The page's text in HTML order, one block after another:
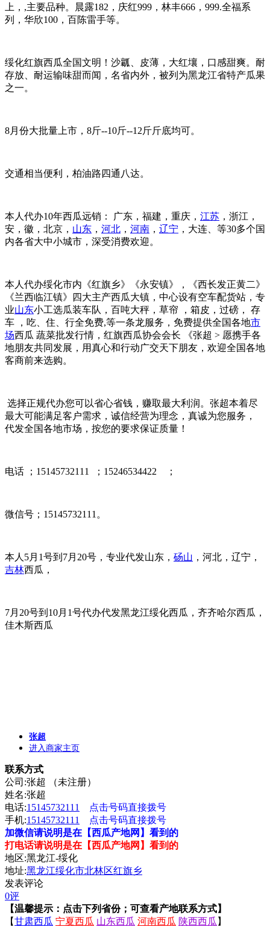
上，,主要品种。晨露182，庆红999，林丰666，999.全福系
列，华欣100，百陈雷手等。
绥化红旗西瓜全国文明！沙瓤、皮薄，大红壤，口感甜爽。耐
存放、耐运输味甜而闻，名省内外，被列为黑龙江省特产瓜果
之一。
8月份大批量上市，8斤--10斤--12斤斤底均可。
交通相当便利，柏油路四通八达。
本人代办10年西瓜远销： 广东，福建，重庆， 江苏 ，浙江，
安，徽，北京， 山东 ， 河北 ， 河南 ， 辽宁 ，大连、等30多个国
内各省大中小城市，深受消费欢迎。
本人代办绥化市内《红旗乡》《永安镇》，《西长发正黄二》
《兰西临江镇》四大主产西瓜大镇，中心设有空车配货站，专
业山东小工选瓜装车队，百吨大秤，草帘 ，箱皮，过磅， 存
车 ，吃、住、行全免费,等一条龙服务，免费提供全国各地市
场西瓜 蔬菜批发行情，红旗西瓜协会会长 《张超 > 愿携手各
地朋友共同发展，用真心和行动广交天下朋友，欢迎全国各地
客商前来选购。
选择正规代办您可以省心省钱，赚取最大利润。张超本着尽
最大可能满足客户需求，诚信经营为理念，真诚为您服务，
代发全国各地市场，按您的要求保证质量！
电话 ；15145732111 ；15246534422 ；
微信号；15145732111。
本人5月1号到7月20号，专业代发山东， 砀山 ，河北，辽宁，
吉林西瓜，
7月20号到10月1号代办代发黑龙江绥化西瓜，齐齐哈尔西瓜，
佳木斯西瓜
张超
进入商家主页
联系方式
公司:张超 （未注册）
姓名:张超
电话:15145732111
点击号码直接拨号
手机:15145732111
点击号码直接拨号
加微信请说明是在【西瓜产地网】看到的
打电话请说明是在【西瓜产地网】看到的
地区:黑龙江-绥化
地址:黑龙江绥化市北林区红旗乡
发表评论
0评
【温馨提示：点击下列省份；可查看产地联系方式】
【甘肃西瓜 宁夏西瓜 山东西瓜 河南西瓜 陕西西瓜 】